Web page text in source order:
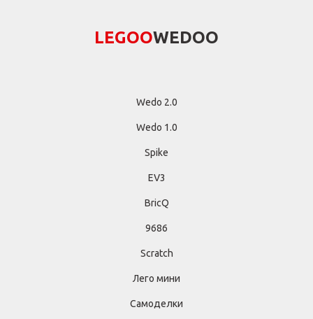
LEGООWEDОО
Wedo 2.0
Wedo 1.0
Spike
EV3
BricQ
9686
Scratch
Лего мини
Самоделки